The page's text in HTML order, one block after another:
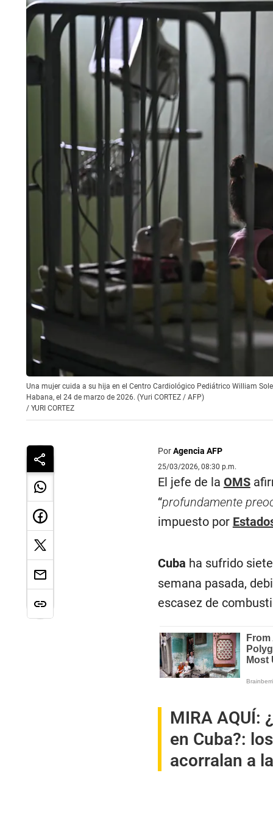
Una mujer cuida a su hija en el Centro Cardiológico Pediátrico William
Habana, el 24 de marzo de 2026. (Yuri CORTEZ / AFP)
/ YURI CORTEZ
PorAgencia AFP
25/03/2026, 08:30 p.m.
El jefe de la OMS
“profundamente
impuesto por
Cuba ha sufrido
semana pasada,
escasez de
MIRA AQUÍ:
en Cuba?:
acorralan a